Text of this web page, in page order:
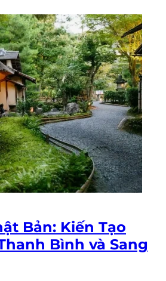
Bản: Kiến Tạo
Bình và Sang